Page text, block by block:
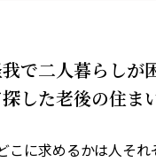
で二人暮らしが
した老後の住ま
こに求めるかは人それ